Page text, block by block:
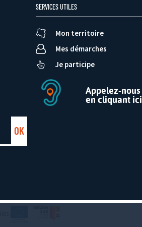
SERVICES UTILES
Mon territoire
Mes démarches
Je participe
Appelez-nous
en cliquant ici